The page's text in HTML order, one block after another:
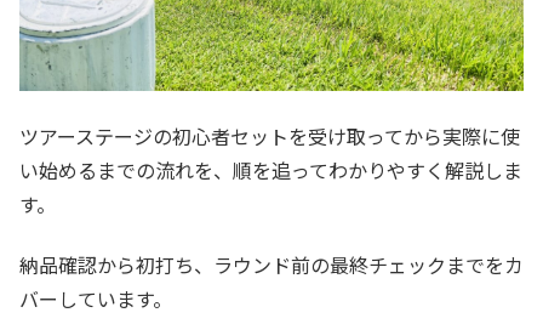
ツアーステージの初心者セットを受け取ってから実際に使
い始めるまでの流れを、順を追ってわかりやすく解説しま
す。
納品確認から初打ち、ラウンド前の最終チェックまでをカ
バーしています。